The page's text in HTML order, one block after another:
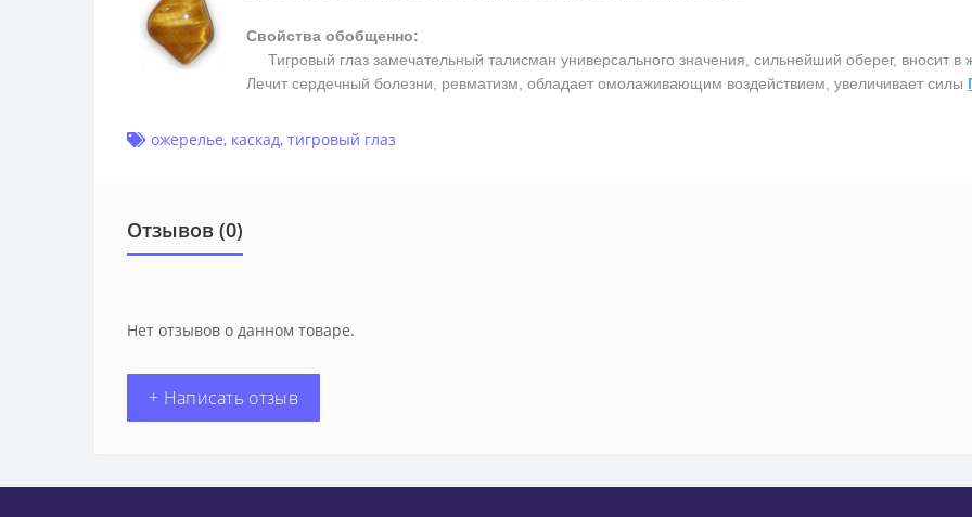
Свойства обобщенно:
Тигровый глаз замечательный талисман универсального значения, сильнейший оберег, вносит в
Лечит сердечный болезни, ревматизм, обладает омолаживающим воздействием, увеличивает силы
ожерелье, каскад, тигровый глаз
Отзывов (0)
Нет отзывов о данном товаре.
+ Написать отзыв